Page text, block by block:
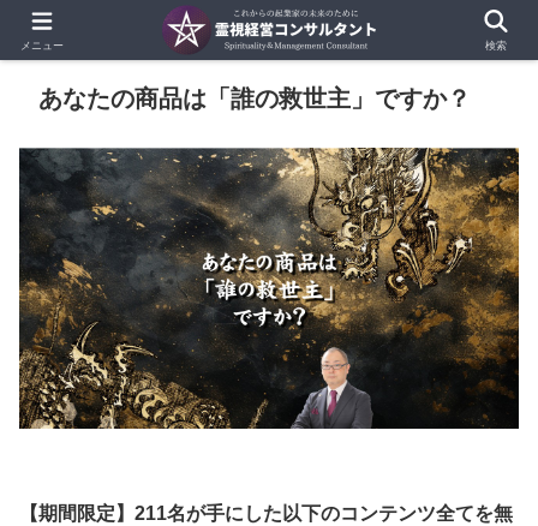
​​あなたの商品は「誰の救世主」ですか？
【期間限定】211名が手にした以下のコンテンツ全てを無
メニュー 検索